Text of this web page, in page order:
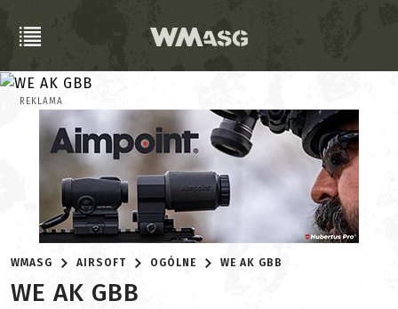
REKLAMA
WMASG AIRSOFT OGÓLNE WE AK GBB
WE AK GBB